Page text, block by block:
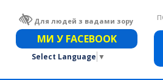
Для людей з вадами зору
МИ У FACEBOOK
Select Language ▼